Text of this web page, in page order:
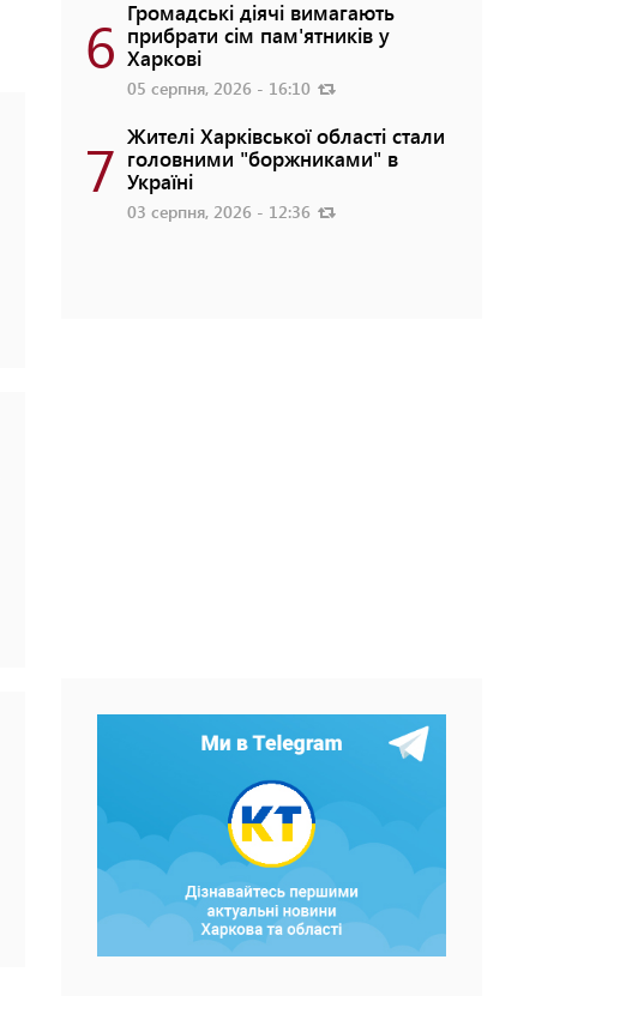
6 Громадські діячі вимагають
прибрати сім пам'ятників у
Харкові
05 серпня, 2026 - 16:10
7 Жителі Харківської області стали
головними "боржниками" в
Україні
03 серпня, 2026 - 12:36